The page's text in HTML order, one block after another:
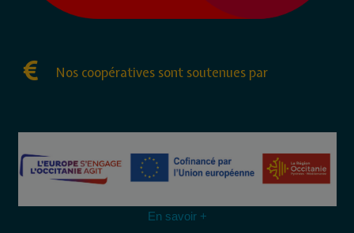
Nos coopératives sont soutenues par
En savoir +